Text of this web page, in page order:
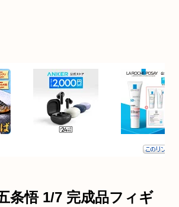
条悟 1/7 完成品フィギ